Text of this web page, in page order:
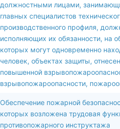
должностными лицами,
главных специалистов
производственного профиля,
исполняющих их обязанности, на
которых могут одновременно
человек, объектах защиты,
повышенной
взрывопожароопасности,
Обеспечение пожарной
которых возложена трудовая
противопожарного инструктажа